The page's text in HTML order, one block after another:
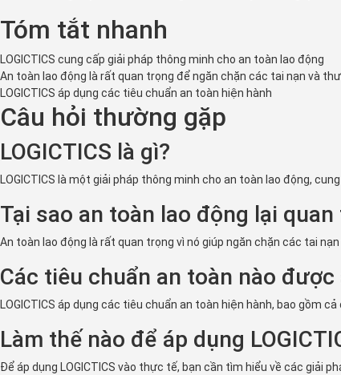
Tóm tắt nhanh
LOGICTICS cung cấp giải pháp thông minh cho an toàn lao động
An toàn lao động là rất quan trọng để ngăn chặn các tai nạn và
LOGICTICS áp dụng các tiêu chuẩn an toàn hiện hành
Câu hỏi thường gặp
LOGICTICS là gì?
LOGICTICS là một giải pháp thông minh cho an toàn lao động,
Tại sao an toàn lao động lại
An toàn lao động là rất quan trọng vì nó giúp ngăn chặn các tai
Các tiêu chuẩn an toàn nào được
LOGICTICS áp dụng các tiêu chuẩn an toàn hiện hành, bao gồm
Làm thế nào để áp dụng
Để áp dụng LOGICTICS vào thực tế, bạn cần tìm hiểu về các giải